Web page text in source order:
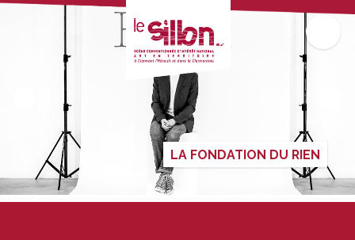
LA FONDATION DU RIEN